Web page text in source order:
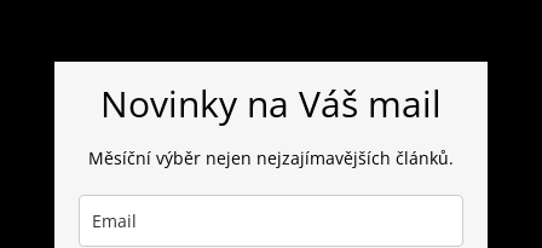
Novinky na Váš mail
Měsíční výběr nejen nejzajímavějších článků.